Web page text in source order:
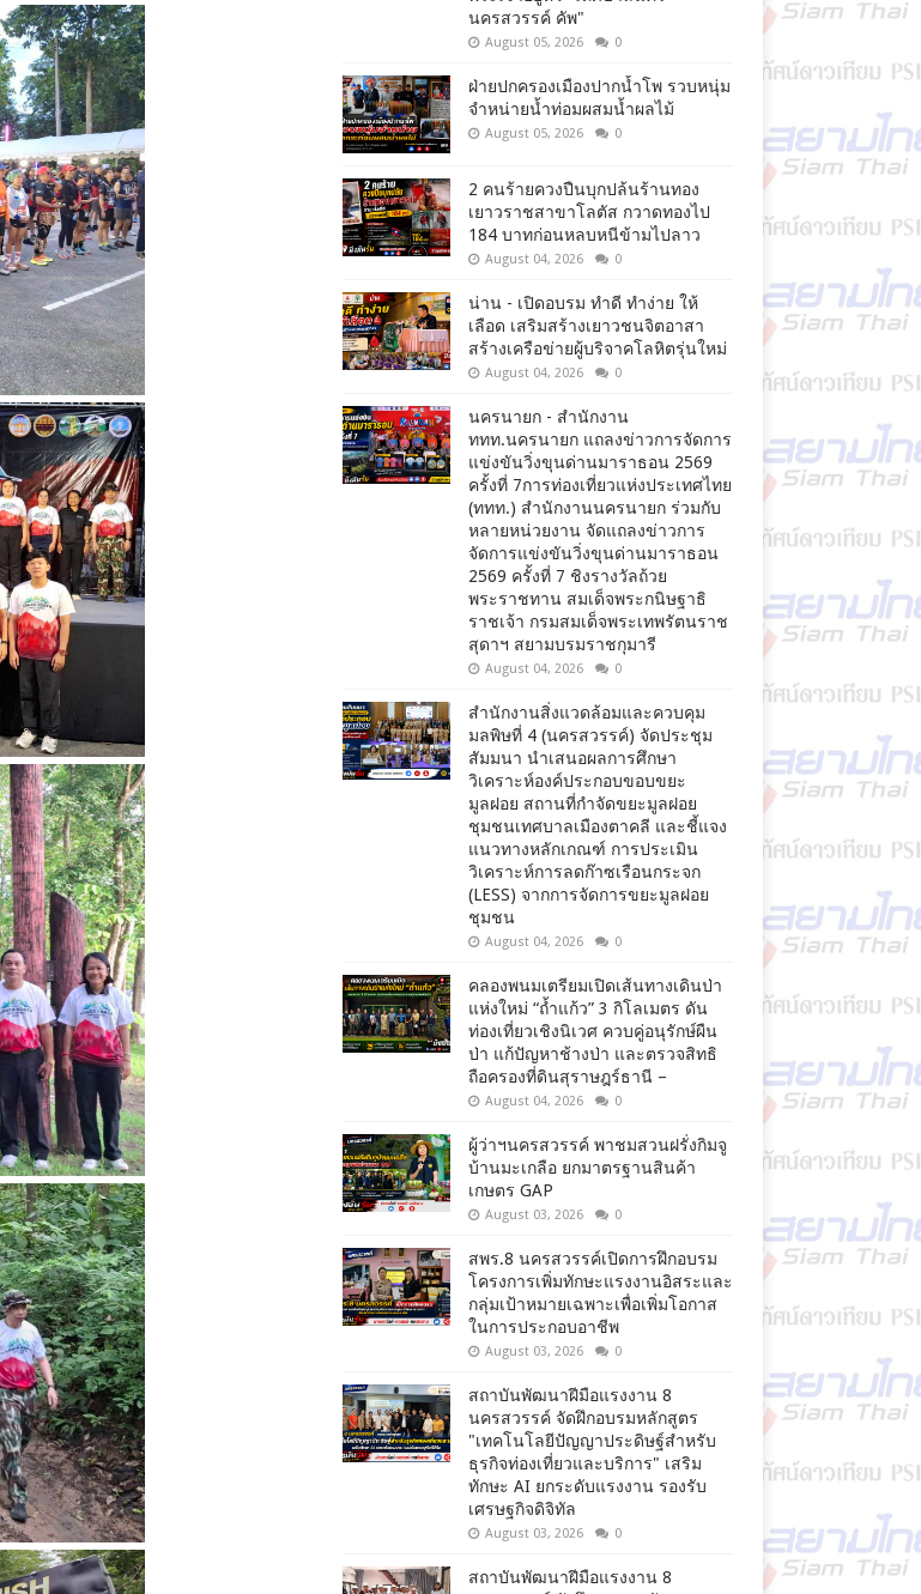
นครสวรรค์ คัพ"
August 05, 2026 0
ฝ่ายปกครองเมืองปากน้ำโพ รวบหนุ่ม
จำหน่ายน้ำท่อมผสมน้ำผลไม้
August 05, 2026 0
2 คนร้ายควงปืนบุกปล้นร้านทอง
เยาวราชสาขาโลตัส กวาดทองไป
184 บาทก่อนหลบหนีข้ามไปลาว
August 04, 2026 0
น่าน - เปิดอบรม ทำดี ทำง่าย ให้
เลือด เสริมสร้างเยาวชนจิตอาสา
สร้างเครือข่ายผู้บริจาคโลหิตรุ่นใหม่
August 04, 2026 0
นครนายก - สำนักงาน
ททท.นครนายก แถลงข่าวการจัดการ
แข่งขันวิ่งขุนด่านมาราธอน 2569
ครั้งที่ 7การท่องเที่ยวแห่งประเทศไทย
(ททท.) สำนักงานนครนายก ร่วมกับ
หลายหน่วยงาน จัดแถลงข่าวการ
จัดการแข่งขันวิ่งขุนด่านมาราธอน
2569 ครั้งที่ 7 ชิงรางวัลถ้วย
พระราชทาน สมเด็จพระกนิษฐาธิ
ราชเจ้า กรมสมเด็จพระเทพรัตนราช
สุดาฯ สยามบรมราชกุมารี
August 04, 2026 0
สำนักงานสิ่งแวดล้อมและควบคุม
มลพิษที่ 4 (นครสวรรค์) จัดประชุม
สัมมนา นำเสนอผลการศึกษา
วิเคราะห์องค์ประกอบขอบขยะ
มูลฝอย สถานที่กำจัดขยะมูลฝอย
ชุมชนเทศบาลเมืองตาคลี และชี้แจง
แนวทางหลักเกณฑ์ การประเมิน
วิเคราะห์การลดก๊าซเรือนกระจก
(LESS) จากการจัดการขยะมูลฝอย
ชุมชน
August 04, 2026 0
คลองพนมเตรียมเปิดเส้นทางเดินป่า
แห่งใหม่ “ถ้ำแก้ว” 3 กิโลเมตร ดัน
ท่องเที่ยวเชิงนิเวศ ควบคู่อนุรักษ์ผืน
ป่า แก้ปัญหาช้างป่า และตรวจสิทธิ
ถือครองที่ดินสุราษฎร์ธานี –
August 04, 2026 0
ผู้ว่าฯนครสวรรค์ พาชมสวนฝรั่งกิมจู
บ้านมะเกลือ ยกมาตรฐานสินค้า
เกษตร GAP
August 03, 2026 0
สพร.8 นครสวรรค์เปิดการฝึกอบรม
โครงการเพิ่มทักษะแรงงานอิสระและ
กลุ่มเป้าหมายเฉพาะเพื่อเพิ่มโอกาส
ในการประกอบอาชีพ
August 03, 2026 0
สถาบันพัฒนาฝีมือแรงงาน 8
นครสวรรค์ จัดฝึกอบรมหลักสูตร
"เทคโนโลยีปัญญาประดิษฐ์สำหรับ
ธุรกิจท่องเที่ยวและบริการ" เสริม
ทักษะ AI ยกระดับแรงงาน รองรับ
เศรษฐกิจดิจิทัล
August 03, 2026 0
สถาบันพัฒนาฝีมือแรงงาน 8